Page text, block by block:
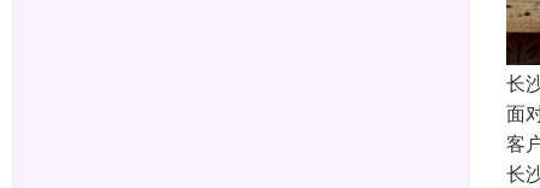
长
面
客
长